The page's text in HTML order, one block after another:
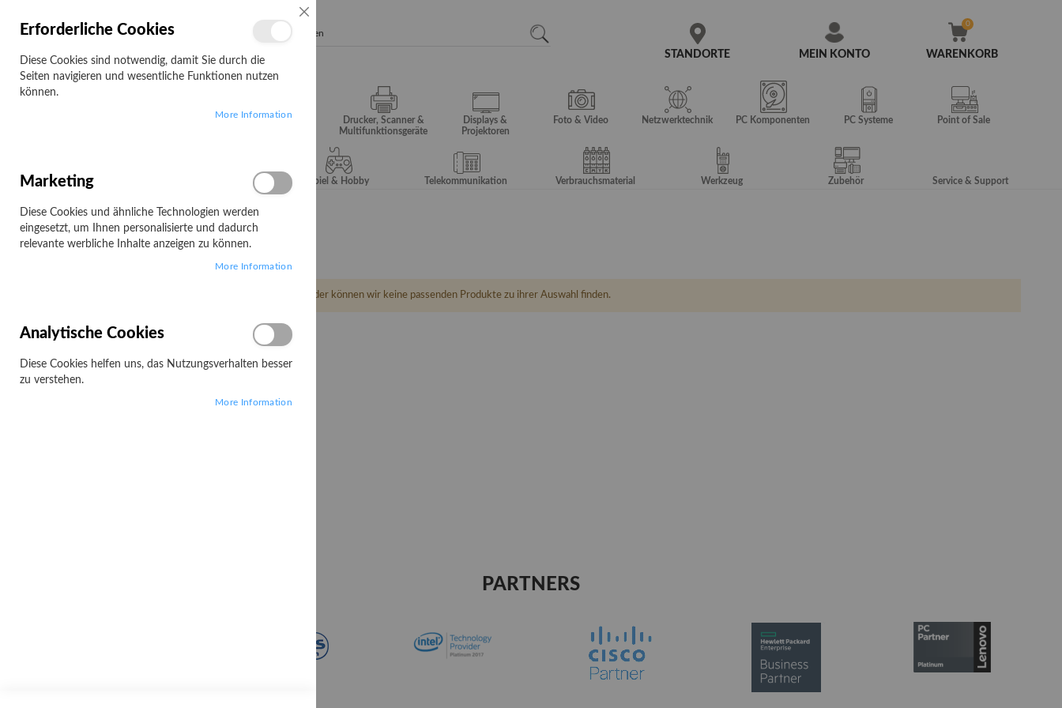
MEIN KONTO
STANDORTE WARENKORB
Campus
Drucker, Scanner &
Multifunktionsgeräte
Displays &
Projektoren
Foto & Video Netzwerktechnik PC Komponenten PC Systeme Point of Sale
Server & Storage Spiel & Hobby Telekommunikation Verbrauchsmaterial Werkzeug Zubehör Service & Support
Startseite Clatronic
Clatronic
Leider können wir keine passenden Produkte zu ihrer Auswahl finden.
PARTNERS
Erforderliche Cookies
Diese Cookies sind notwendig, damit Sie durch die
Seiten navigieren und wesentliche Funktionen nutzen
können.
More Information
Marketing
Diese Cookies und ähnliche Technologien werden
eingesetzt, um Ihnen personalisierte und dadurch
relevante werbliche Inhalte anzeigen zu können.
More Information
Analytische Cookies
Diese Cookies helfen uns, das Nutzungsverhalten besser
zu verstehen.
More Information